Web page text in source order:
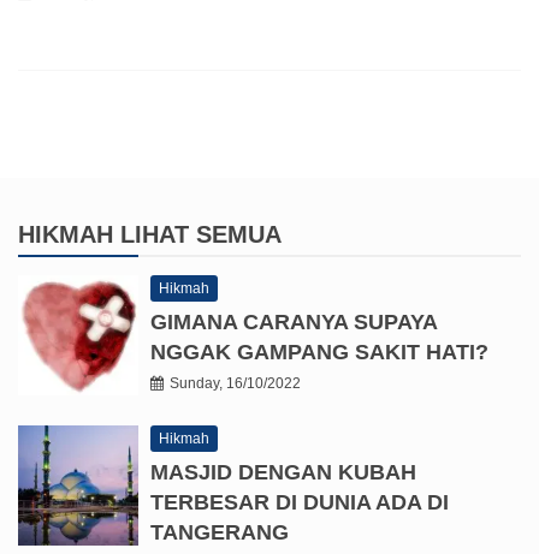
HIKMAH LIHAT SEMUA
Hikmah
GIMANA CARANYA SUPAYA
NGGAK GAMPANG SAKIT HATI?
Sunday, 16/10/2022
Hikmah
MASJID DENGAN KUBAH
TERBESAR DI DUNIA ADA DI
TANGERANG